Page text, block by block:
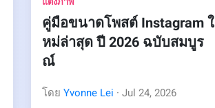
คู่มือขนาดโพสต์ Instagram ใ
หม่ล่าสุด ปี 2026 ฉบับสมบูร
ณ์
โดย Yvonne Lei · Jul 24, 2026